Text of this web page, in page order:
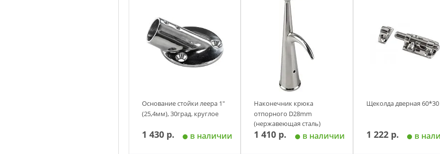
Основание стойки леера 1"
(25,4мм), 30град. круглое
1 430 р. в наличии
Наконечник крюка
отпорного D28mm
(нержавеющая сталь)
1 410 р. в наличии
Щеколда дверная
1 222 р. в